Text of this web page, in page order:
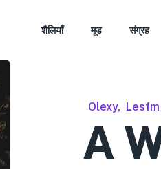
शैलियाँ मूड संग्रह
Olexy, Lesfm
A